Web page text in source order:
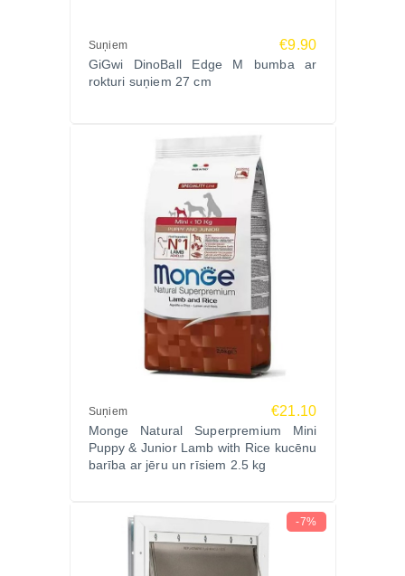
Suņiem €9.90
GiGwi DinoBall Edge M bumba ar
rokturi suņiem 27 cm
Suņiem €21.10
Monge Natural Superpremium Mini
Puppy & Junior Lamb with Rice kucēnu
barība ar jēru un rīsiem 2.5 kg
-7%